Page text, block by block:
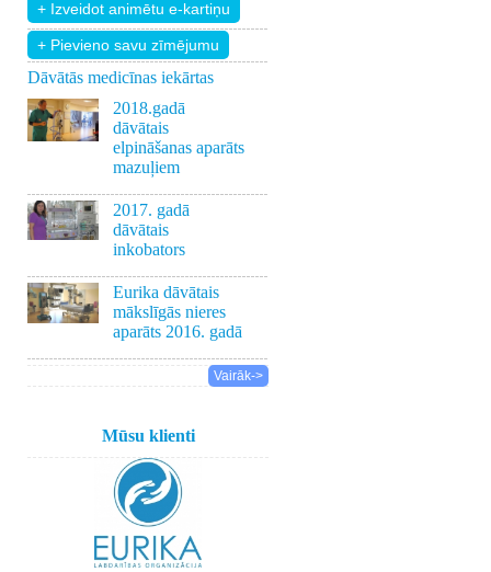
+ Pievieno savu zīmējumu
Dāvātās medicīnas iekārtas
2018.gadā
dāvātais
elpināšanas aparāts
mazuļiem
2017. gadā
dāvātais
inkobators
Eurika dāvātais
mākslīgās nieres
aparāts 2016. gadā
Vairāk->
Mūsu klienti